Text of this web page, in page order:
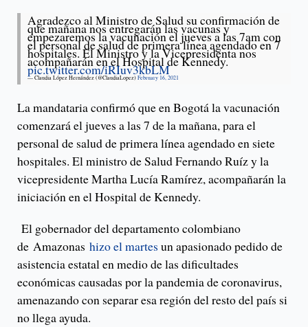
Agradezco al Ministro de Salud su confirmación de
que mañana nos entregarán las vacunas y
empezaremos la vacunación el jueves a las 7am con
el personal de salud de primera línea agendado en 7
hospitales. El Ministro y la Vicepresidenta nos
acompañarán en el Hospital de Kennedy.
pic.twitter.com/iRIuv3kbLM
— Claudia López Hernández (@ClaudiaLopez) February 16, 2021
La mandataria confirmó que en Bogotá la vacunación
comenzará el jueves a las 7 de la mañana, para el
personal de salud de primera línea agendado en siete
hospitales. El ministro de Salud Fernando Ruíz y la
vicepresidente Martha Lucía Ramírez, acompañarán la
iniciación en el Hospital de Kennedy.
El gobernador del departamento colombiano
de Amazonas hizo el martes un apasionado pedido de
asistencia estatal en medio de las dificultades
económicas causadas por la pandemia de coronavirus,
amenazando con separar esa región del resto del país si
no llega ayuda.